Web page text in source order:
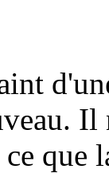
Il
que